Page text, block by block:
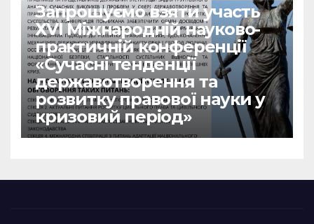
Запрошуємо взяти участь
ХVІ Міжнародній науково-
практичній конференції
«Сучасні тенденції
державотворення та
розвитку правової науки у
кризовий період»